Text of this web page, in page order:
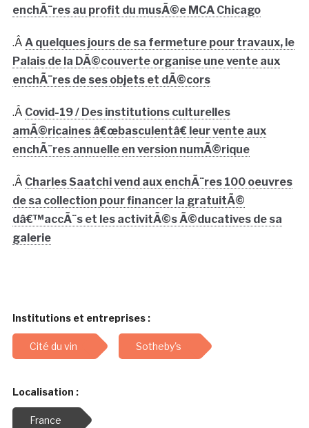
enchÃ¨res au profit du musÃ©e MCA Chicago
.Â A quelques jours de sa fermeture pour travaux, le
Palais de la DÃ©couverte organise une vente aux
enchÃ¨res de ses objets et dÃ©cors
.Â Covid-19 / Des institutions culturelles
amÃ©ricaines â€œbasculentâ€ leur vente aux
enchÃ¨res annuelle en version numÃ©rique
.Â Charles Saatchi vend aux enchÃ¨res 100 oeuvres
de sa collection pour financer la gratuitÃ©
dâ€™accÃ¨s et les activitÃ©s Ã©ducatives de sa
galerie
Institutions et entreprises :
Cité du vin Sotheby's
Localisation :
France